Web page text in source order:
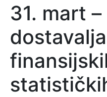
31. mart